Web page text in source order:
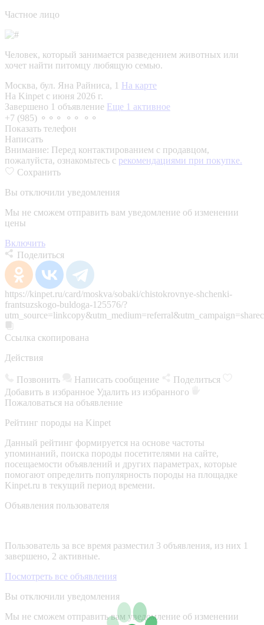
Частное лицо
Человек, который занимается разведением животных или
хочет найти питомцу любящую семью.
Москва, бул. Яна Райниса, 1 На карте
На Kinpet c июня 2026 г.
Завершено 1 объявление Еще 1 активное
+7 (985) ⚬⚬⚬ ⚬⚬ ⚬⚬
Показать телефон
Написать
Внимание: Перед контактированием с продавцом,
пожалуйста, ознакомьтесь с рекомендациями при покупке.
Сохранить
Вы отключили уведомления
Мы не сможем отправить вам уведомление об изменении
цены
Включить
Поделиться
https://kinpet.ru/card/moskva/sobaki/chistokrovnye-shchenki-
frantsuzskogo-buldoga-125576/?
Ссылка скопирована
Действия
Позвонить Написать сообщение
Поделиться
Добавить в избранное Удалить из избранного
Пожаловаться на объявление
Рейтинг породы на Kinpet
Данный рейтинг формируется на основе частоты
упоминаний, поиска породы посетителями на сайте,
посещаемости объявлений и других параметрах, которые
помогают определить популярность породы на площадке
Kinpet.ru в текущий период времени.
Объявления пользователя
Пользователь за все время разместил 3 объявления, из них 1
завершено, 2 активные.
Посмотреть все объявления
Вы отключили уведомления
Мы не сможем отправить вам уведомление об изменении